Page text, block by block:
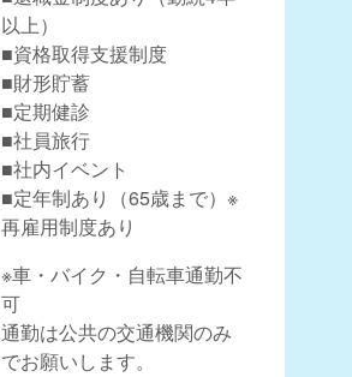
以上）
■資格取得支援制度
■財形貯蓄
■定期健診
■社員旅行
■社内イベント
■定年制あり（65歳まで）※
再雇用制度あり
※車・バイク・自転車通勤不
可
通勤は公共の交通機関のみ
でお願いします。